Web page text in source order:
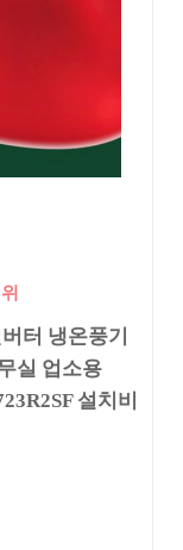
터 냉온풍기
실 업소용
설치비